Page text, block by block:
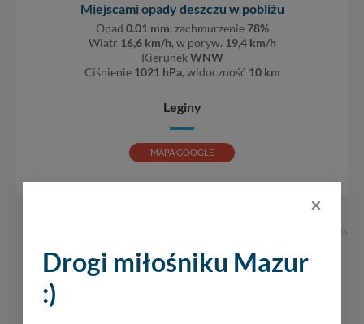
Miejscami opady deszczu w pobliżu
Opad 0.01 mm, zachmurzenie78%
Wiatr 16,6 km/h, w poryw. 19,4 km/h
KierunekWNW
Ciśnienie 1021 hPa, widoczność 10 km
Leginy
MAPA GOOGLE
REKLAMA
×
Drogi miłośniku Mazur
:)